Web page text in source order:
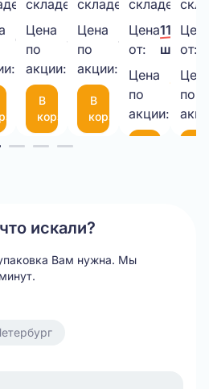
₽/
шт.
6,50 ₽/
шт.
пакет
340х460
50
мкм
складе:
шт.
Цена
по
акции:
8,45 ₽/
шт.
В
корзину
декоративный
6
мм
с
фиксатором
35
см
складе:
шт.
Цена
по
акции:
4,00 ₽/
шт.
В
корзину
сборная
(черная)
складе:
шт.
Цена
от:
11,00 ₽/
шт.
Цена
по
акции:
9,00
шт.
от:
по
искали?
Вам нужна. Мы